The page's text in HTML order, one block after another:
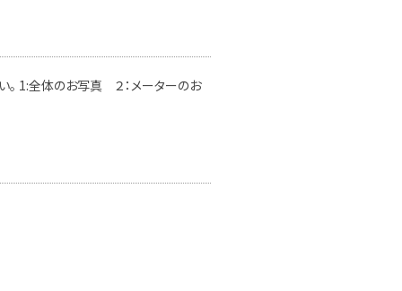
1:全体のお写真 ２：メーターのお